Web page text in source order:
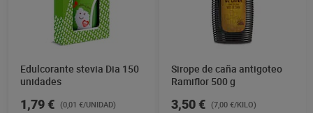
Edulcorante stevia Dia 150
unidades
1,79 € (0,01 €/UNIDAD)
Sirope de caña antigoteo
Ramiflor 500 g
3,50 € (7,00 €/KILO)